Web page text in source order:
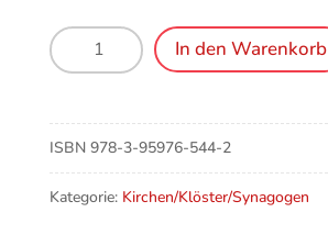
Schätze
entdecken.
in
Chemnitzer
Kirchen
Menge
In den Warenkorb
ISBN 978-3-95976-544-2
Kategorie: Kirchen/Klöster/Synagogen